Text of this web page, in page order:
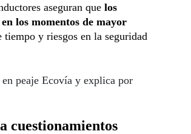
aseguran que los
los momentos de mayor
tiempo y riesgos en la seguridad
peaje Ecovía y explica por
cuestionamientos